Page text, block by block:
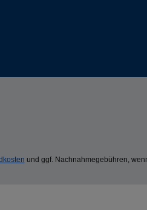
und ggf. Nachnahmegebühren,